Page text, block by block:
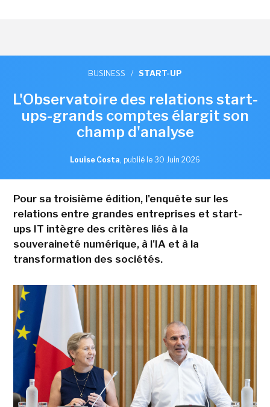
BUSINESS / START-UP
L'Observatoire des relations start-
ups-grands comptes élargit son
champ d'analyse
Louise Costa, publié le 30 Juin 2026
Pour sa troisième édition, l'enquête sur les
relations entre grandes entreprises et start-
ups IT intègre des critères liés à la
souveraineté numérique, à l'IA et à la
transformation des sociétés.